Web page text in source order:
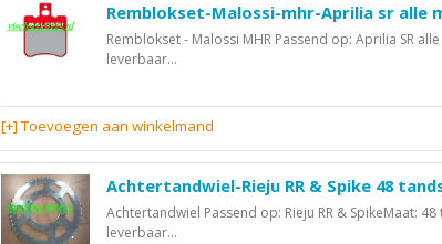
Remblokset-Malossi-mhr-Aprilia sr alle
Remblokset - Malossi MHR Passend op: Aprilia SR
leverbaar...
[+] Toevoegen aan winkelmand
Achtertandwiel-Rieju RR & Spike 48
Achtertandwiel Passend op: Rieju RR & SpikeMaat:
leverbaar...